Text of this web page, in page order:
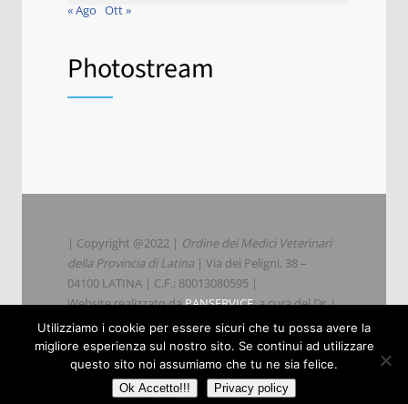
« Ago Ott »
Photostream
| Copyright @2022 | Ordine dei Medici Veterinari
della Provincia di Latina | Via dei Peligni, 38 –
04100 LATINA | C.F.: 80013080595 |
Website realizzato daPANSERVICE; a cura del Dr. L.
Parisi
|Privacy|Cookie Policy|
Utilizziamo i cookie per essere sicuri che tu possa avere la
migliore esperienza sul nostro sito. Se continui ad utilizzare
questo sito noi assumiamo che tu ne sia felice.
Ok Accetto!!! Privacy policy